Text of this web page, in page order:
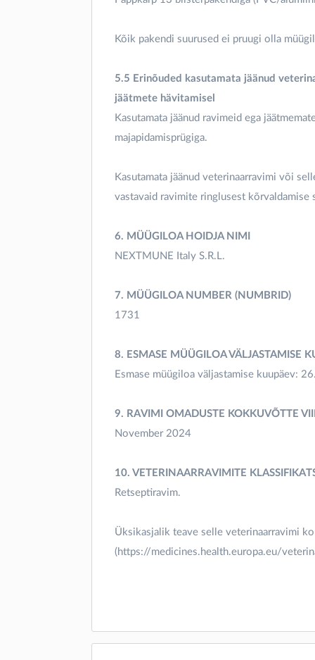
Kõik pakendi suurused ei pruugi olla
5.5 Erinõuded kasutamata jäänud
jäätmete hävitamisel
Kasutamata jäänud ravimeid ega
majapidamisprügiga.
Kasutamata jäänud veterinaarravimi või
vastavaid ravimite ringlusest
6. MÜÜGILOA HOIDJA NIMI
NEXTMUNE Italy S.R.L.
7. MÜÜGILOA NUMBER (NUMBRID)
1731
8. ESMASE MÜÜGILOA VÄLJASTAMISE
Esmase müügiloa väljastamise kuupäev:
9. RAVIMI OMADUSTE KOKKUVÕTTE
November 2024
10. VETERINAARRAVIMITE
Retseptiravim.
Üksikasjalik teave selle veterinaarravimi
(https://medicines.health.europa.eu/